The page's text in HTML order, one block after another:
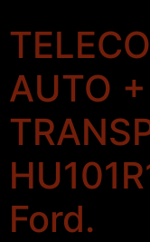
AUTO +
Ford.